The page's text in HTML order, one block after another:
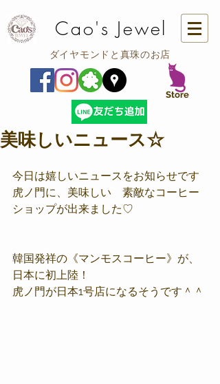
Cao's Jewel
ダイヤモンドと真珠のお店
​Store
美味しいニュース☆
今日は嬉しいニュースをお知らせです
虎ノ門に、美味しい　素敵なコーヒー
ショップが出来ました♡
韓国発祥の《マンモスコーヒー》が、
日本に初上陸！
虎ノ門が日本1号店になるそうです＾＾